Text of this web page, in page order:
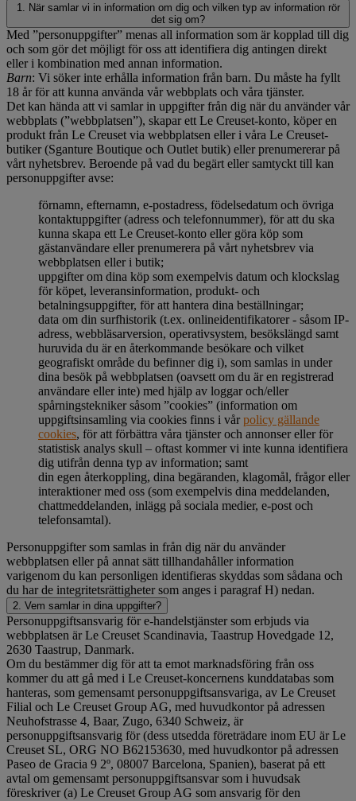
1. När samlar vi in information om dig och vilken typ av information rör
det sig om?
Med ”personuppgifter” menas all information som är kopplad till dig
och som gör det möjligt för oss att identifiera dig antingen direkt
eller i kombination med annan information.
Barn: Vi söker inte erhålla information från barn. Du måste ha fyllt
18 år för att kunna använda vår webbplats och våra tjänster.
Det kan hända att vi samlar in uppgifter från dig när du använder vår
webbplats (”webbplatsen”), skapar ett Le Creuset-konto, köper en
produkt från Le Creuset via webbplatsen eller i våra Le Creuset-
butiker (Sganture Boutique och Outlet butik) eller prenumererar på
vårt nyhetsbrev. Beroende på vad du begärt eller samtyckt till kan
personuppgifter avse:
förnamn, efternamn, e-postadress, födelsedatum och övriga
kontaktuppgifter (adress och telefonnummer), för att du ska
kunna skapa ett Le Creuset-konto eller göra köp som
gästanvändare eller prenumerera på vårt nyhetsbrev via
webbplatsen eller i butik;
uppgifter om dina köp som exempelvis datum och klockslag
för köpet, leveransinformation, produkt- och
betalningsuppgifter, för att hantera dina beställningar;
data om din surfhistorik (t.ex. onlineidentifikatorer - såsom IP-
adress, webbläsarversion, operativsystem, besökslängd samt
huruvida du är en återkommande besökare och vilket
geografiskt område du befinner dig i), som samlas in under
dina besök på webbplatsen (oavsett om du är en registrerad
användare eller inte) med hjälp av loggar och/eller
spårningstekniker såsom ”cookies” (information om
uppgiftsinsamling via cookies finns i vårpolicy gällande
cookies, för att förbättra våra tjänster och annonser eller för
statistisk analys skull – oftast kommer vi inte kunna identifiera
dig utifrån denna typ av information; samt
din egen återkoppling, dina begäranden, klagomål, frågor eller
interaktioner med oss (som exempelvis dina meddelanden,
chattmeddelanden, inlägg på sociala medier, e-post och
telefonsamtal).
Personuppgifter som samlas in från dig när du använder
webbplatsen eller på annat sätt tillhandahåller information
varigenom du kan personligen identifieras skyddas som sådana och
du har de integritetsrättigheter som anges i paragraf H) nedan.
2. Vem samlar in dina uppgifter?
Personuppgiftsansvarig för e-handelstjänster som erbjuds via
webbplatsen är Le Creuset Scandinavia, Taastrup Hovedgade 12,
2630 Taastrup, Danmark.
Om du bestämmer dig för att ta emot marknadsföring från oss
kommer du att gå med i Le Creuset-koncernens kunddatabas som
hanteras, som gemensamt personuppgiftsansvariga, av Le Creuset
Filial och Le Creuset Group AG, med huvudkontor på adressen
Neuhofstrasse 4, Baar, Zugo, 6340 Schweiz, är
personuppgiftsansvarig för (dess utsedda företrädare inom EU är Le
Creuset SL, ORG NO B62153630, med huvudkontor på adressen
Paseo de Gracia 9 2º, 08007 Barcelona, Spanien), baserat på ett
avtal om gemensamt personuppgiftsansvar som i huvudsak
föreskriver (a) Le Creuset Group AG som ansvarig för den